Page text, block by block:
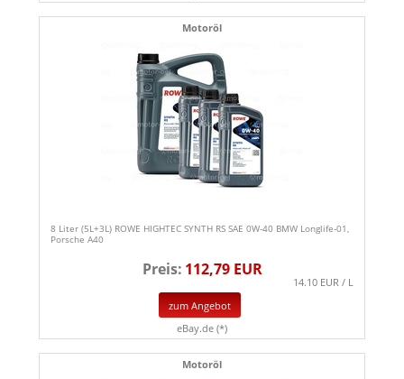
Motoröl
8 Liter (5L+3L) ROWE HIGHTEC SYNTH RS SAE 0W-40 BMW Longlife-01,
Porsche A40
Preis: 112,79 EUR
14.10 EUR / L
zum Angebot
eBay.de (*)
Motoröl